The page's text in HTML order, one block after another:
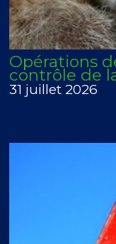
Opérations
contrôle de
31 juillet 2026